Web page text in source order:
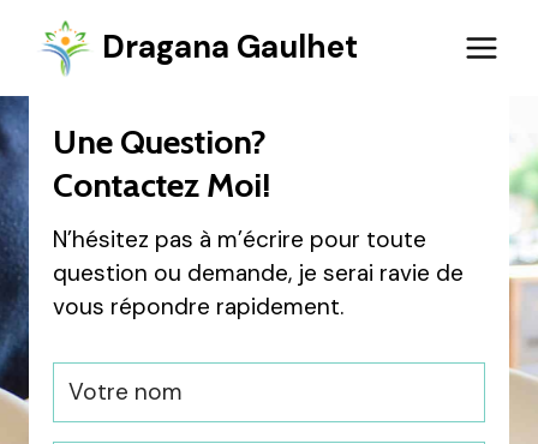
contenu
Dragana Gaulhet
Une Question?
Contactez Moi!
N’hésitez pas à m’écrire pour toute
question ou demande, je serai ravie de
vous répondre rapidement.